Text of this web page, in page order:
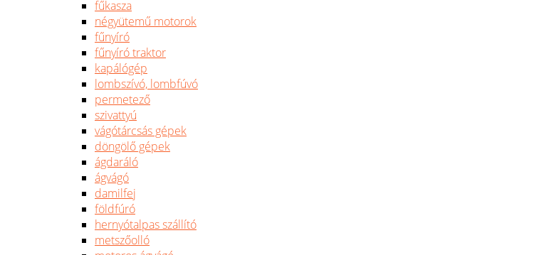
fűkasza
négyütemű motorok
fűnyíró
fűnyíró traktor
kapálógép
lombszívó, lombfúvó
permetező
szivattyú
vágótárcsás gépek
döngölő gépek
ágdaráló
ágvágó
damilfej
földfúró
hernyótalpas szállító
metszőolló